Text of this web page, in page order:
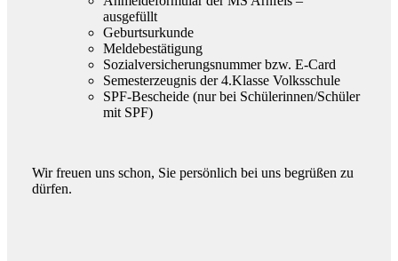
ausgefüllt
Geburtsurkunde
Meldebestätigung
Sozialversicherungsnummer bzw. E-Card
Semesterzeugnis der 4.Klasse Volksschule
SPF-Be­schei­de (nur bei Schü­le­rin­nen/​Schü­ler
mit SPF)
Wir freu­en uns schon, Sie per­sön­lich bei uns be­grü­ßen zu
dür­fen.